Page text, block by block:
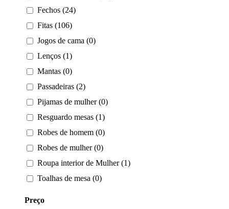
Fechos (24)
Fitas (106)
Jogos de cama (0)
Lenços (1)
Mantas (0)
Passadeiras (2)
Pijamas de mulher (0)
Resguardo mesas (1)
Robes de homem (0)
Robes de mulher (0)
Roupa interior de Mulher (1)
Toalhas de mesa (0)
Preço